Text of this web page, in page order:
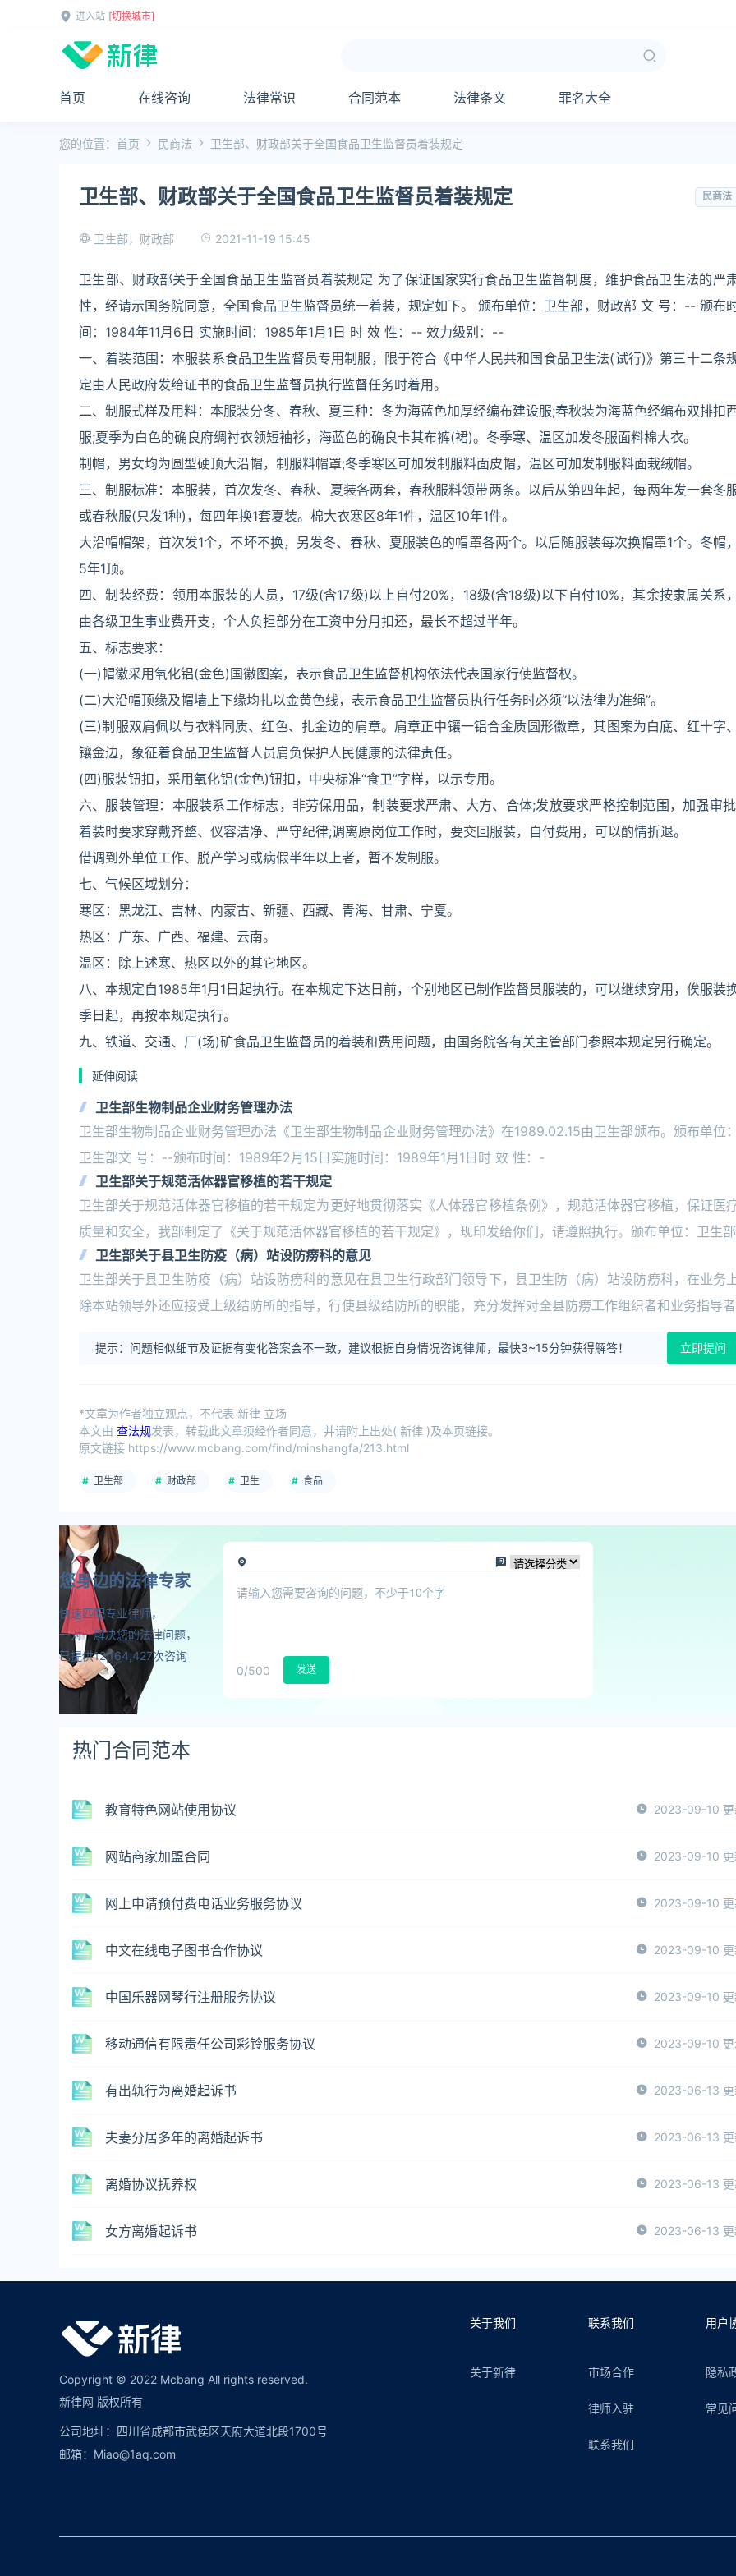
进入站 [切换城市]
首页 在线咨询 法律常识 合同范本 法律条文 罪名大全
您的位置： 首页 民商法 卫生部、财政部关于全国食品卫生监督员着装规定
卫生部、财政部关于全国食品卫生监督员着装规定 民商法
卫生部，财政部 2021-11-19 15:45
卫生部、财政部关于全国食品卫生监督员着装规定 为了保证国家实行食品卫生监督制度，维护食品卫生法的严
性，经请示国务院同意，全国食品卫生监督员统一着装，规定如下。 颁布单位：卫生部，财政部 文 号：-- 颁布
间：1984年11月6日 实施时间：1985年1月1日 时 效 性：-- 效力级别：--
一、着装范围：本服装系食品卫生监督员专用制服，限于符合《中华人民共和国食品卫生法(试行)》第三十二条
定由人民政府发给证书的食品卫生监督员执行监督任务时着用。
二、制服式样及用料：本服装分冬、春秋、夏三种：冬为海蓝色加厚经编布建设服;春秋装为海蓝色经编布双排扣
服;夏季为白色的确良府绸衬衣领短袖衫，海蓝色的确良卡其布裤(裙)。冬季寒、温区加发冬服面料棉大衣。
制帽，男女均为圆型硬顶大沿帽，制服料帽罩;冬季寒区可加发制服料面皮帽，温区可加发制服料面栽绒帽。
三、制服标准：本服装，首次发冬、春秋、夏装各两套，春秋服料领带两条。以后从第四年起，每两年发一套冬
或春秋服(只发1种)，每四年换1套夏装。棉大衣寒区8年1件，温区10年1件。
大沿帽帽架，首次发1个，不坏不换，另发冬、春秋、夏服装色的帽罩各两个。以后随服装每次换帽罩1个。冬帽
5年1顶。
四、制装经费：领用本服装的人员，17级(含17级)以上自付20%，18级(含18级)以下自付10%，其余按隶属关系
由各级卫生事业费开支，个人负担部分在工资中分月扣还，最长不超过半年。
五、标志要求：
(一)帽徽采用氧化铝(金色)国徽图案，表示食品卫生监督机构依法代表国家行使监督权。
(二)大沿帽顶缘及帽墙上下缘均扎以金黄色线，表示食品卫生监督员执行任务时必须“以法律为准绳”。
(三)制服双肩佩以与衣料同质、红色、扎金边的肩章。肩章正中镶一铝合金质圆形徽章，其图案为白底、红十字
镶金边，象征着食品卫生监督人员肩负保护人民健康的法律责任。
(四)服装钮扣，采用氧化铝(金色)钮扣，中央标准“食卫”字样，以示专用。
六、服装管理：本服装系工作标志，非劳保用品，制装要求严肃、大方、合体;发放要求严格控制范围，加强审
着装时要求穿戴齐整、仪容洁净、严守纪律;调离原岗位工作时，要交回服装，自付费用，可以酌情折退。
借调到外单位工作、脱产学习或病假半年以上者，暂不发制服。
七、气候区域划分：
寒区：黑龙江、吉林、内蒙古、新疆、西藏、青海、甘肃、宁夏。
热区：广东、广西、福建、云南。
温区：除上述寒、热区以外的其它地区。
八、本规定自1985年1月1日起执行。在本规定下达日前，个别地区已制作监督员服装的，可以继续穿用，俟服装
季日起，再按本规定执行。
九、铁道、交通、厂(场)矿食品卫生监督员的着装和费用问题，由国务院各有关主管部门参照本规定另行确定。
延伸阅读
卫生部生物制品企业财务管理办法
卫生部生物制品企业财务管理办法《卫生部生物制品企业财务管理办法》在1989.02.15由卫生部颁布。颁布单位
卫生部文 号：--颁布时间：1989年2月15日实施时间：1989年1月1日时 效 性：-
卫生部关于规范活体器官移植的若干规定
卫生部关于规范活体器官移植的若干规定为更好地贯彻落实《人体器官移植条例》，规范活体器官移植，保证医
质量和安全，我部制定了《关于规范活体器官移植的若干规定》，现印发给你们，请遵照执行。颁布单位：卫生部
卫生部关于县卫生防疫（病）站设防痨科的意见
卫生部关于县卫生防疫（病）站设防痨科的意见在县卫生行政部门领导下，县卫生防（病）站设防痨科，在业务
除本站领导外还应接受上级结防所的指导，行使县级结防所的职能，充分发挥对全县防痨工作组织者和业务指导者
提示：问题相似细节及证据有变化答案会不一致，建议根据自身情况咨询律师，最快3~15分钟获得解答！ 立即提问
*文章为作者独立观点，不代表 新律 立场
本文由 查法规发表，转载此文章须经作者同意，并请附上出处( 新律 )及本页链接。
原文链接 https://www.mcbang.com/find/minshangfa/213.html
卫生部 财政部 卫生 食品
您身边的法律专家
快速匹配专业律师，
一对一解决您的法律问题，
已提供12,164,427次咨询
0/500 发送
热门合同范本
教育特色网站使用协议 2023-09-10 更
网站商家加盟合同 2023-09-10 更
网上申请预付费电话业务服务协议 2023-09-10 更
中文在线电子图书合作协议 2023-09-10 更
中国乐器网琴行注册服务协议 2023-09-10 更
移动通信有限责任公司彩铃服务协议 2023-09-10 更
有出轨行为离婚起诉书 2023-06-13 更
夫妻分居多年的离婚起诉书 2023-06-13 更
离婚协议抚养权 2023-06-13 更
女方离婚起诉书 2023-06-13 更
Copyright © 2022 Mcbang All rights reserved.
新律网 版权所有
公司地址：四川省成都市武侯区天府大道北段1700号
邮箱：Miao@1aq.com
关于我们
关于新律
联系我们
市场合作
律师入驻
联系我们
用户
隐私
常见